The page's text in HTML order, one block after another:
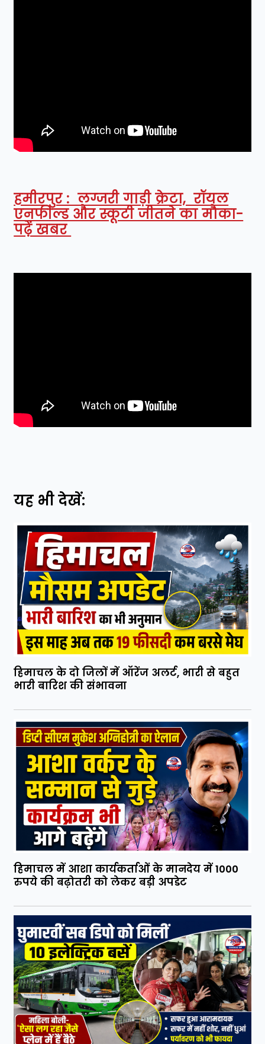
हमीरपुर : लग्जरी गाड़ी क्रेटा, रॉयल
एनफील्ड और स्कूटी जीतने का मौका-
पढ़ें खबर
यह भी देखें:
हिमाचल के दो जिलों में ऑरेंज अलर्ट, भारी से बहुत
भारी बारिश की संभावना
हिमाचल में आशा कार्यकर्ताओं के मानदेय में 1000
रुपये की बढ़ोतरी को लेकर बड़ी अपडेट